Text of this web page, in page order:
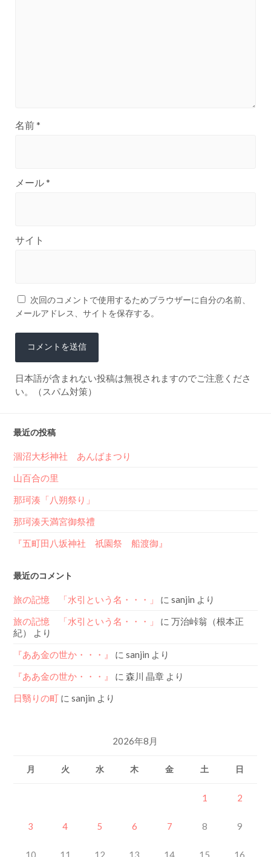
名前*
メール*
サイト
次回のコメントで使用するためブラウザーに自分の名前、
メールアドレス、サイトを保存する。
日本語が含まれない投稿は無視されますのでご注意くださ
い。（スパム対策）
最近の投稿
涸沼大杉神社 あんばまつり
山百合の里
那珂湊「八朔祭り」
那珂湊天満宮御祭禮
『五町田八坂神社 祇園祭 船渡御』
最近のコメント
旅の記憶 「水引という名・・・」 に sanjin より
旅の記憶 「水引という名・・・」
に万治峠翁（根本正
紀）より
『ああ金の世か・・・』 に sanjin より
『ああ金の世か・・・』
に森川 晶章 より
日翳りの町 に sanjin より
2026年8月
月 火 水 木 金 土 日
1 2
3 4 5 6 7 8 9
10 11 12 13 14 15 16